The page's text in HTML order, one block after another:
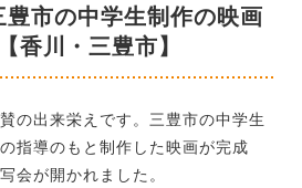
豊市の中学生制作の映画
香川・三豊市】
の出来栄えです。三豊市の中学生
指導のもと制作した映画が完成
会が開かれました。